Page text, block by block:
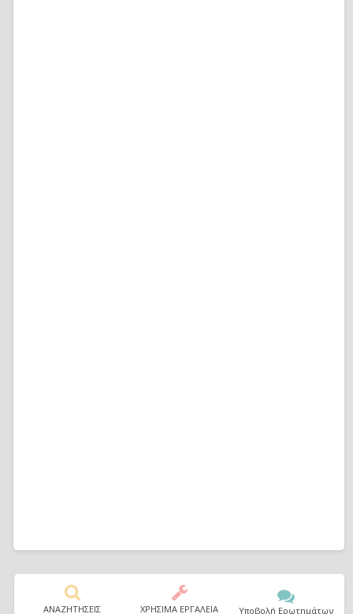
ΑΝΑΖΗΤΗΣΕΙΣ ΧΡΗΣΙΜΑ ΕΡΓΑΛΕΙΑ Υποβολή Ερωτημάτων